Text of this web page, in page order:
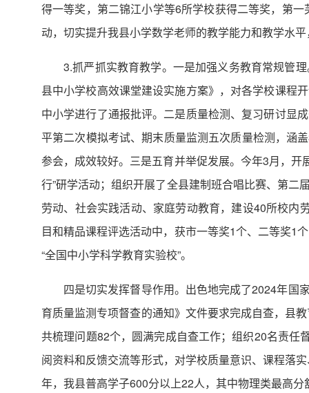
得一等奖，第二锦江小学等6所学校获得二等奖，第
动，切实提升我县小学数学老师的教学能力和教学水
3.抓严抓实教育教学。一是加强义务教育常规管
县中小学校高效课堂建设实施方案》，对各学校课程
中小学进行了通报批评。二是质量检测、复习研讨显
平第二次模拟考试、期末质量监测五次质量检测，涵
参会，成效较好。三是五育并举促发展。今年3月，开
行”研学活动；组织开展了全县建制班合唱比赛、第
劳动、社会实践活动、家庭劳动教育，建设40所校
目和精品课程评选活动中，获市一等奖1个、二等奖1
“全国中小学科学教育实验校”。
四是切实发挥督导作用。出色地完成了2024年国
育质量监测专项督查的通知》文件要求完成自查，县
共梳理问题82个，圆满完成自查工作；组织20名责任
阅资料和反馈交流等形式，对学校质量意识、课程落
年，我县普高学子600分以上22人，其中物理类最高